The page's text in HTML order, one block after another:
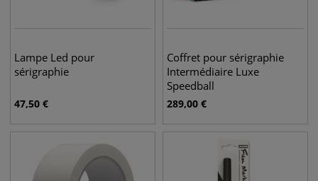
Lampe Led pour
sérigraphie
47,50 €
Coffret pour sérigraphie
Intermédiaire Luxe
Speedball
289,00 €